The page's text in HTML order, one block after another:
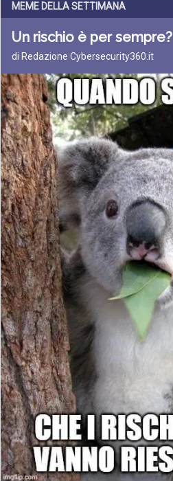
MEME DELLA SETTIMANA
Un rischio è per sempre?
di Redazione Cybersecurity360.it